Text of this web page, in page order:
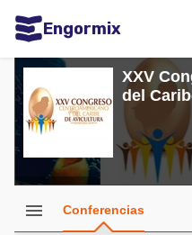
Engormix
Comunidades en español
Agricultura
Balanceados - Piensos
Avicultura
XXV
del
menu Conferencias